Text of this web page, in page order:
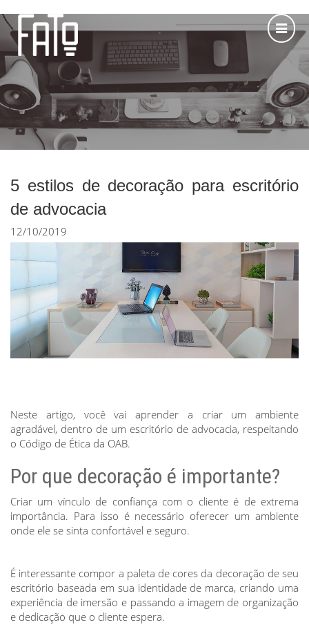
5 estilos de decoração para escritório
de advocacia
12/10/2019
Neste artigo, você vai aprender a criar um ambiente
agradável, dentro de um escritório de advocacia, respeitando
o Código de Ética da OAB.
Por que decoração é importante?
Criar um vínculo de confiança com o cliente é de extrema
importância. Para isso é necessário oferecer um ambiente
onde ele se sinta confortável e seguro.
É interessante compor a paleta de cores da decoração de seu
escritório baseada em sua identidade de marca, criando uma
experiência de imersão e passando a imagem de organização
e dedicação que o cliente espera.